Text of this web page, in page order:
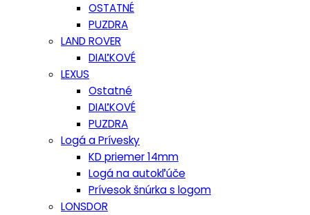
OSTATNÉ
PUZDRA
LAND ROVER
DIAĽKOVÉ
LEXUS
Ostatné
DIAĽKOVÉ
PUZDRA
Logá a Prívesky
KD priemer 14mm
Logá na autokľúče
Prívesok šnúrka s logom
LONSDOR